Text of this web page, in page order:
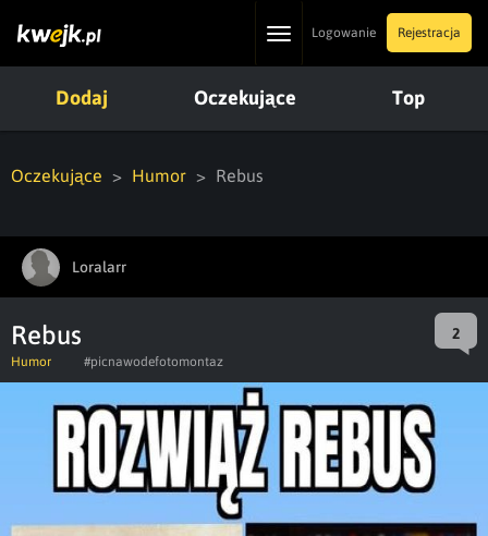
ToggleLogowanie Rejestracja
Dodaj Oczekujące Top
Oczekujące Humor Rebus
Loralarr
Rebus 2
Humor #picnawodefotomontaz